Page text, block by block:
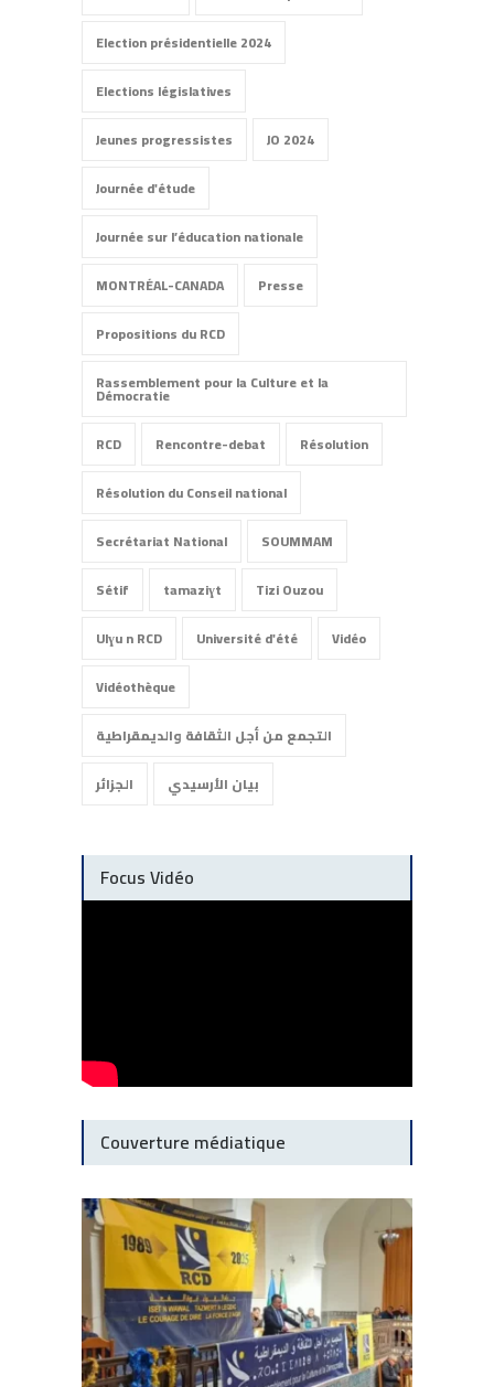
Election présidentielle 2024
Elections législatives
Jeunes progressistes
JO 2024
Journée d'étude
Journée sur l’éducation nationale
MONTRÉAL-CANADA
Presse
Propositions du RCD
Rassemblement pour la Culture et la
Démocratie
RCD
Rencontre-debat
Résolution
Résolution du Conseil national
Secrétariat National
SOUMMAM
Sétif
tamaziɣt
Tizi Ouzou
Ulɣu n RCD
Université d'été
Vidéo
Vidéothèque
التجمع من أجل الثقافة والديمقراطية
الجزائر
بيان الأرسيدي
Focus Vidéo
Couverture médiatique